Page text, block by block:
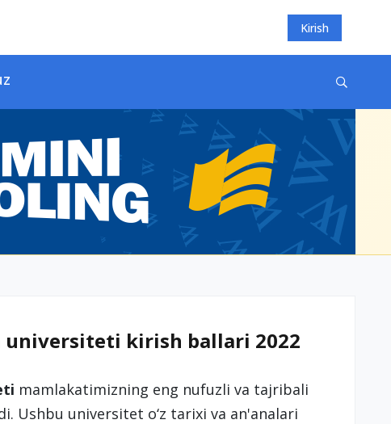
Kirish
universiteti kirish ballari 2022
mamlakatimizning eng nufuzli va tajribali
Ushbu universitet o‘z tarixi va an'analari